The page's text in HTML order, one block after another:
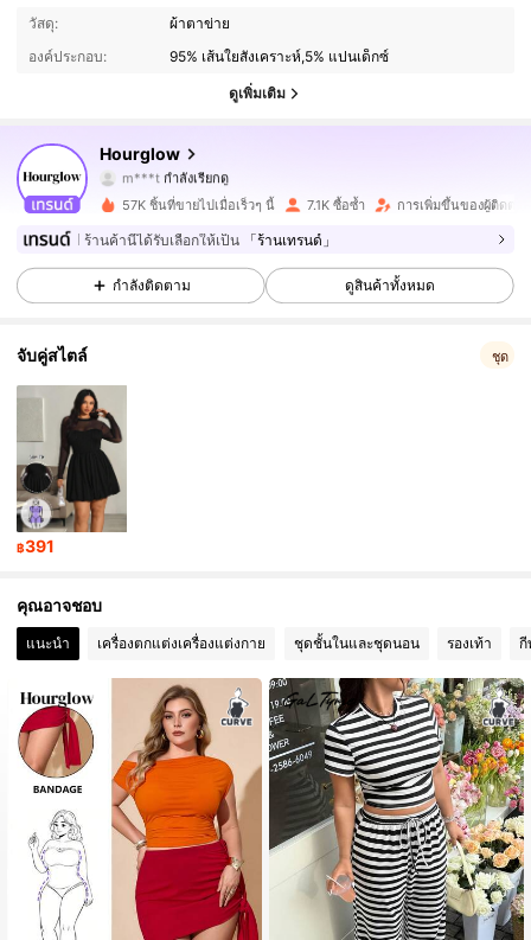
วัสดุ:
ผ้าตาข่าย
องค์ประกอบ:
95% เส้นใยสังเคราะห์,5% แปนเด็กซ์
ดูเพิ่มเติม
Hourglow
23K ผู้ติดตาม
4.77 23K ผู้ติดตาม
4.77 23K ผู้ติดตาม
4.77
4.77
57K ชิ้นที่ขายไปเมื่อเร็วๆ นี้ 7.1K ซื้อซ้ำ การเพิ่มขึ้นของผู้ติดตา
ร้านค้านี้ได้รับเลือกให้เป็น 「ร้านเทรนด์」
กำลังติดตาม ดูสินค้าทั้งหมด
จับคู่สไตล์ ชุด
฿391
คุณอาจชอบ
แนะนำ เครื่องตกแต่งเครื่องแต่งกาย ชุดชั้นในและชุดนอน รองเท้า กี